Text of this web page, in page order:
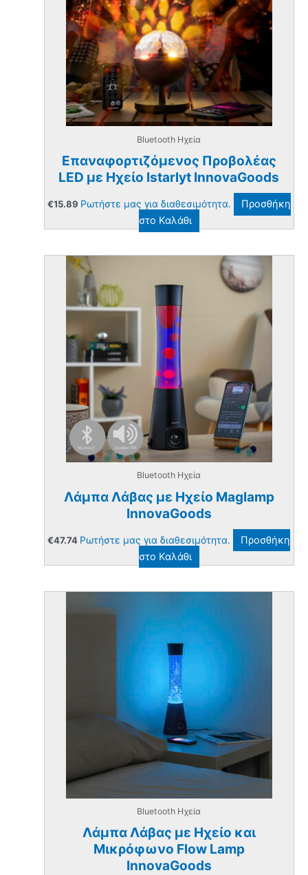
Bluetooth Ηχεία
Επαναφορτιζόμενος Προβολέας
LED με Hχείο Istarlyt InnovaGoods
€15.89 Ρωτήστε μας για διαθεσιμότητα.
Προσθήκη
στο Καλάθι
Bluetooth Ηχεία
Λάμπα Λάβας με Ηχείο Maglamp
InnovaGoods
€47.74 Ρωτήστε μας για διαθεσιμότητα.
Προσθήκη
στο Καλάθι
Bluetooth Ηχεία
Λάμπα Λάβας με Ηχείο και
Μικρόφωνο Flow Lamp
InnovaGoods